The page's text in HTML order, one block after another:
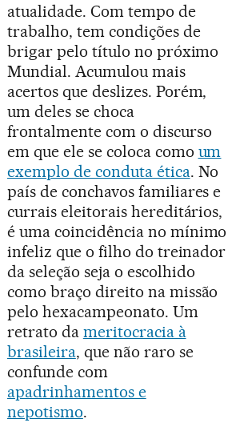
atualidade. Com tempo de
trabalho, tem condições de
brigar pelo título no próximo
Mundial. Acumulou mais
acertos que deslizes. Porém,
um deles se choca
frontalmente com o discurso
em que ele se coloca como um
exemplo de conduta ética. No
país de conchavos familiares e
currais eleitorais hereditários,
é uma coincidência no mínimo
infeliz que o filho do treinador
da seleção seja o escolhido
como braço direito na missão
pelo hexacampeonato. Um
retrato da meritocracia à
brasileira, que não raro se
confunde com
apadrinhamentos e
nepotismo.